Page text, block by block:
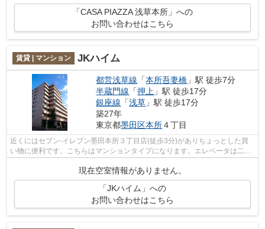
「CASA PIAZZA 浅草本所」への
お問い合わせはこちら
賃貸 | マンション JKハイム
都営浅草線 「本所吾妻橋 」駅 徒歩7分
半蔵門線 「押上 」駅 徒歩17分
銀座線 「浅草 」駅 徒歩17分
築27年
東京都墨田区本所４丁目
近くにはセブン-イレブン墨田本所３丁目店(徒歩3分)がありちょっとした買
い物に便利です。こちらはマンションタイプになります。エレベータは二基
現在空室情報がありません。
「JKハイム」への
お問い合わせはこちら